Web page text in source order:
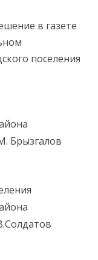
в газете
поселения
Брызгалов